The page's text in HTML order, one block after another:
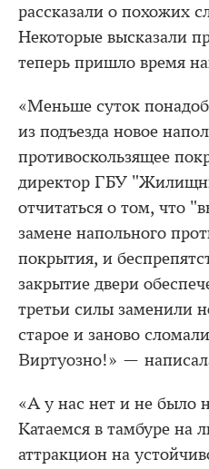
рассказали о похожих
Некоторые высказали
теперь пришло время
«Меньше суток
из подъезда новое
противоскользящее
директор ГБУ
отчитаться о том, что
замене напольного
покрытия, и
закрытие двери
третьи силы заменили
старое и заново
Виртуозно!» —
«А у нас нет и не было
Катаемся в тамбуре на
аттракцион на